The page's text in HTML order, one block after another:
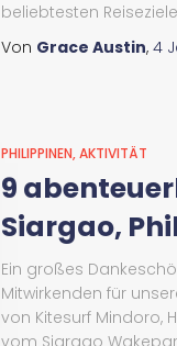
beliebtesten
Von Grace Austin, 4
PHILIPPINEN AKTIVITÄT
9
Siargao,
Ein großes
Mitwirkenden für
von Kitesurf Mindoro,
vom Siargao